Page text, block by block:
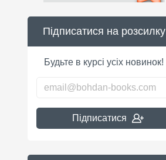
Підписатися на розсилку
Будьте в курсі усіх новинок!
Підписатися